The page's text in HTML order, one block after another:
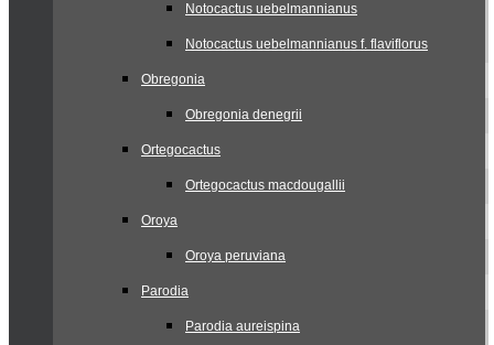
Notocactus uebelmannianus
Notocactus uebelmannianus f. flaviflorus
Obregonia
Obregonia denegrii
Ortegocactus
Ortegocactus macdougallii
Oroya
Oroya peruviana
Parodia
Parodia aureispina